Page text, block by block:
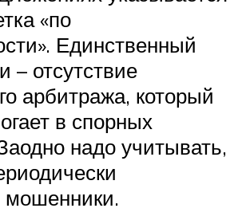
«по
Единственный
– отсутствие
арбитража, который
в спорных
надо учитывать,
мошенники.